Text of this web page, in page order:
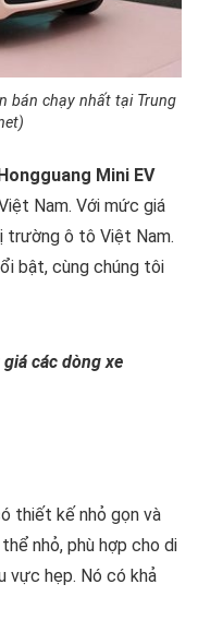
bán chạy nhất tại Trung
Mini EV
Nam. Với mức giá
trường ô tô Việt Nam.
bật, cùng chúng tôi
giá các dòng xe
thiết kế nhỏ gọn và
nhỏ, phù hợp cho di
vực hẹp. Nó có khả